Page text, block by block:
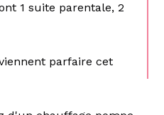
1 suite parentale, 2
parfaire cet